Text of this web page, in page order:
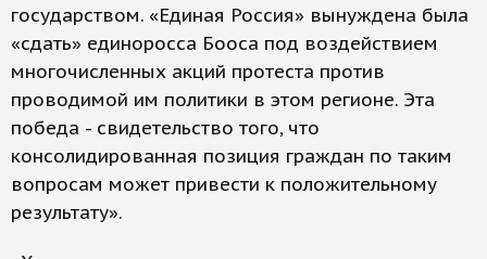
государством. «Единая Россия» вынуждена была
«сдать» единоросса Бооса под воздействием
многочисленных акций протеста против
проводимой им политики в этом регионе. Эта
победа - свидетельство того, что
консолидированная позиция граждан по таким
вопросам может привести к положительному
результату».